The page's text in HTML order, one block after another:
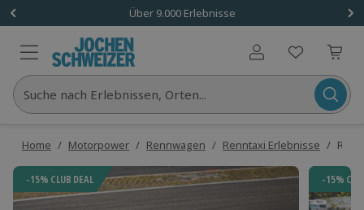
Über 9.000 Erlebnisse
Benutzerkonto
Suche nach Erlebnissen, Orten...
Home / Motorpower / Rennwagen / Renntaxi Erlebnisse /
-15% CLUB DEAL -15%